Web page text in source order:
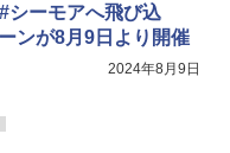
シーモアへ飛び込
ンが8月9日より開催
2024年8月9日